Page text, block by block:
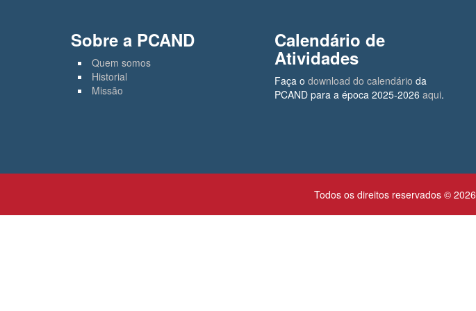
Sobre a PCAND
Quem somos
Historial
Missão
Calendário de
Atividades
Faça o download do calendário da
PCAND para a época 2025-2026 aqui.
Todos os direitos reservados © 2026